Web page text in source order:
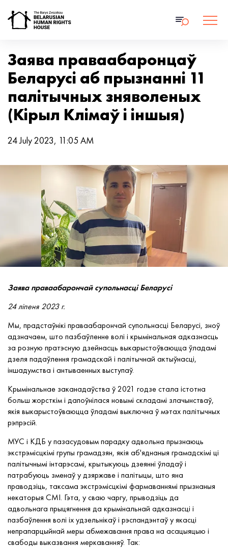
Заява праваабаронцаў
Беларусі аб прызнанні 11
палітычных зняволеных
(Кірыл Клімаў і іншыя)
24 July 2023, 11:05 AM
Заява праваабарончай супольнасці Беларусі
24 ліпеня 2023 г.
Мы, прадстаўнікі праваабарончай супольнасці Беларусі, зноў
адзначаем, што пазбаўленне волі і крымінальная адказнасць
за розную пратэсную дзейнасць выкарыстоўваюцца ўладамі
дзеля падаўлення грамадскай і палітычнай актыўнасці,
іншадумства і антываенных выступаў.
Крымінальнае заканадаўства ў 2021 годзе стала істотна
больш жорсткім і дапоўнілася новымі складамі злачынстваў,
якія выкарыстоўваюцца ўладамі выключна ў мэтах палітычных
рэпрэсій.
МУС і КДБ у пазасудовым парадку адвольна прызнаюць
экстрэмісцкімі групы грамадзян, якія аб'яднаныя грамадскімі ці
палітычнымі інтарэсамі, крытыкуюць дзеянні ўладаў і
патрабуюць зменаў у дзяржаве і палітыцы, што яна
праводзіць, таксама экстрэмісцкімі фармаваннямі прызнаныя
некаторыя СМІ. Гэта, у сваю чаргу, прыводзіць да
адвольнага прыцягнення да крымінальнай адказнасці і
пазбаўлення волі іх удзельнікаў і рэспандэнтаў у якасці
непрапарцыйнай меры абмежавання права на асацыяцыю і
свабоды выказвання меркаванняў. Так: